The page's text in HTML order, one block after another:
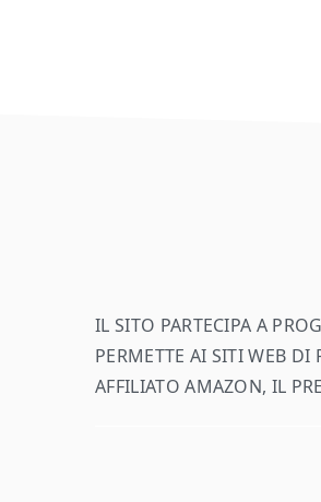
IL SITO PARTECIPA A
PERMETTE AI SITI WEB
AFFILIATO AMAZON, IL